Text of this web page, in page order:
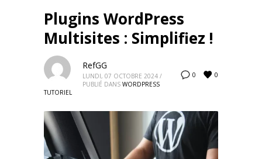
Plugins WordPress
Multisites : Simplifiez !
0 0
RefGG
LUNDI, 07 OCTOBRE 2024 /
PUBLIÉ DANS WORDPRESS
TUTORIEL